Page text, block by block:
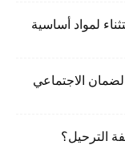
لمواد أساسية
الترحيل؟